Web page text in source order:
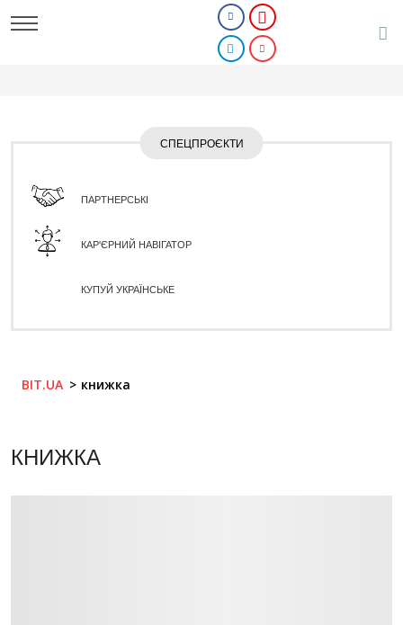
СПЕЦПРОЄКТИ
ПАРТНЕРСЬКІ
КАР'ЄРНИЙ НАВІГАТОР
КУПУЙ УКРАЇНСЬКЕ
BIT.UA книжка
КНИЖКА